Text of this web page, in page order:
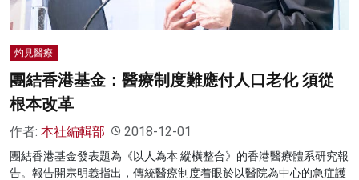
灼見醫療
團結香港基金：醫療制度難應付人口老化 須從
根本改革
作者: 本社編輯部 2018-12-01
團結香港基金發表題為《以人為本 縱橫整合》的香港醫療體系研究報
告。報告開宗明義指出，傳統醫療制度着眼於以醫院為中心的急症護